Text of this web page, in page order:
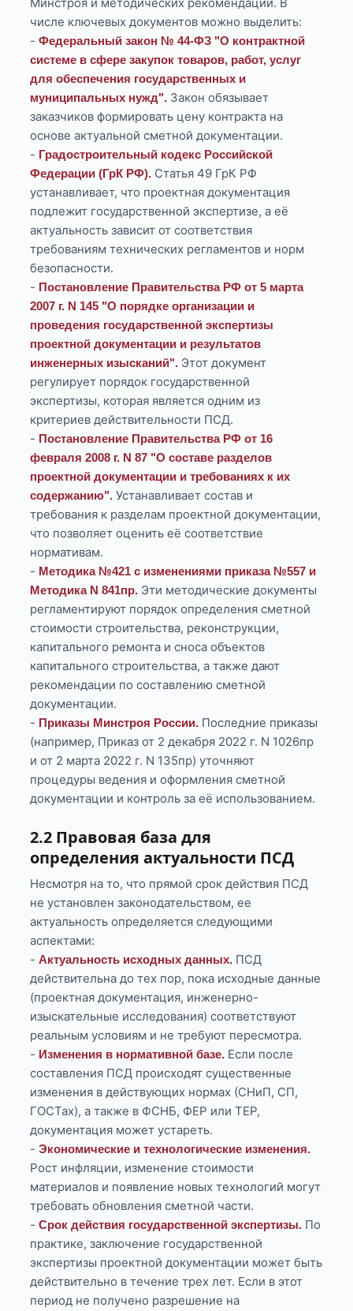
числе ключевых документов можно выделить:
-Федеральный закон № 44‑ФЗ "О контрактной
системе в сфере закупок товаров, работ, услуг
для обеспечения государственных и
муниципальных нужд". Закон обязывает
заказчиков формировать цену контракта на
основе актуальной сметной документации.
- Градостроительный кодекс Российской
Федерации (ГрК РФ). Статья 49 ГрК РФ
устанавливает, что проектная документация
подлежит государственной экспертизе, а её
актуальность зависит от соответствия
требованиям технических регламентов и норм
безопасности.
- Постановление Правительства РФ от 5 марта
2007 г. N 145 "О порядке организации и
проведения государственной экспертизы
проектной документации и результатов
инженерных изысканий". Этот документ
регулирует порядок государственной
экспертизы, которая является одним из
критериев действительности ПСД.
- Постановление Правительства РФ от 16
февраля 2008 г. N 87 "О составе разделов
проектной документации и требованиях к их
содержанию". Устанавливает состав и
требования к разделам проектной документации,
что позволяет оценить её соответствие
нормативам.
- Методика №421 с изменениями приказа №557 и
Методика N 841пр. Эти методические документы
регламентируют порядок определения сметной
стоимости строительства, реконструкции,
капитального ремонта и сноса объектов
капитального строительства, а также дают
рекомендации по составлению сметной
документации.
- Приказы Минстроя России. Последние приказы
(например, Приказ от 2 декабря 2022 г. N 1026пр
и от 2 марта 2022 г. N 135пр) уточняют
процедуры ведения и оформления сметной
документации и контроль за её использованием.
2.2 Правовая база для
определения актуальности ПСД
Несмотря на то, что прямой срок действия ПСД
не установлен законодательством, ее
актуальность определяется следующими
аспектами:
-Актуальность исходных данных. ПСД
действительна до тех пор, пока исходные данные
(проектная документация, инженерно-
изыскательные исследования) соответствуют
реальным условиям и не требуют пересмотра.
- Изменения в нормативной базе. Если после
составления ПСД происходят существенные
изменения в действующих нормах (СНиП, СП,
ГОСТах), а также в ФСНБ, ФЕР или ТЕР,
документация может устареть.
-Экономические и технологические изменения.
Рост инфляции, изменение стоимости
материалов и появление новых технологий могут
требовать обновления сметной части.
-Срок действия государственной экспертизы. По
практике, заключение государственной
экспертизы проектной документации может быть
действительно в течение трех лет. Если в этот
период не получено разрешение на